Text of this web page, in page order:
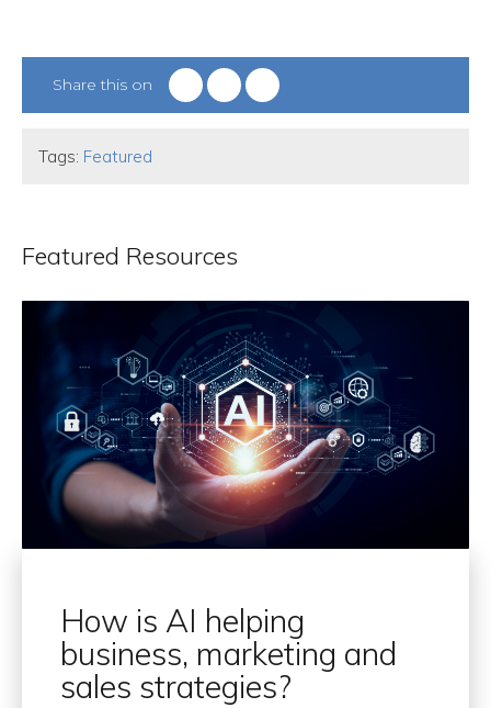
Share this on
Tags: Featured
Featured Resources
How is AI helping
business, marketing and
sales strategies?